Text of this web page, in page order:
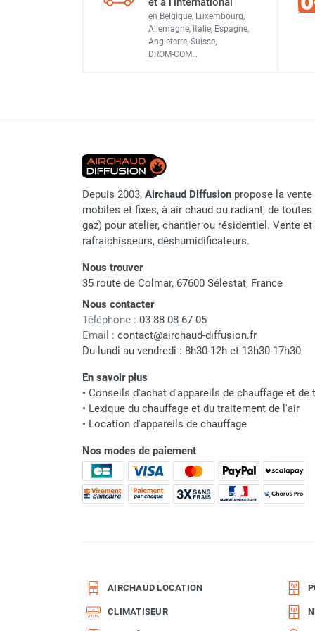
Chauffage FARM au gaz
Chauffage FARM au fioul
Chauffage d'atelier granulés / bois /
Aérotherme à eau chaude ou froide
Aérotherme au fioul
(détente directe)
Chauffage mobile électrique, fioul et
gaz
Chauffage électrique soufflant
Chauffage haute température pour
étuvage industriel ou destruction
punaises de lit
Chauffage électrique infrarouge
Chauffage électrique par convection
Chauffage mobile au fioul et GNR
Chauffage fioul soufflant avec
cheminée et réservoir intégré
Chauffage fioul soufflant avec
Chauffage fioul soufflant sans
cheminée à combustion directe
Chauffage fioul
infrarouge/rayonnant
Chauffage mobile au gaz à
combustion indirecte
Marque
Référence fournisseur
Origine
Bouchon plein galvanisé Ø
en Belgique, Luxembourg,
Allemagne, Italie, Espagne,
Angleterre, Suisse,
DROM-COM…
Depuis 2003, Airchaud Diffusion propose la
mobiles et fixes, à air chaud ou radiant, de
gaz) pour atelier, chantier ou résidentiel. Vente
rafraichisseurs, déshumidificateurs.
Nous trouver
35 route de Colmar, 67600 Sélestat, France
Nous contacter
Téléphone : 03 88 08 67 05
Email : contact@airchaud-diffusion.fr
Du lundi au vendredi : 8h30-12h et 13h30-17h30
En savoir plus
• Conseils d'achat d'appareils de chauffage et de
• Lexique du chauffage et du traitement de l'air
• Location d'appareils de chauffage
Nos modes de paiement
AIRCHAUD LOCATION
CLIMATISEUR